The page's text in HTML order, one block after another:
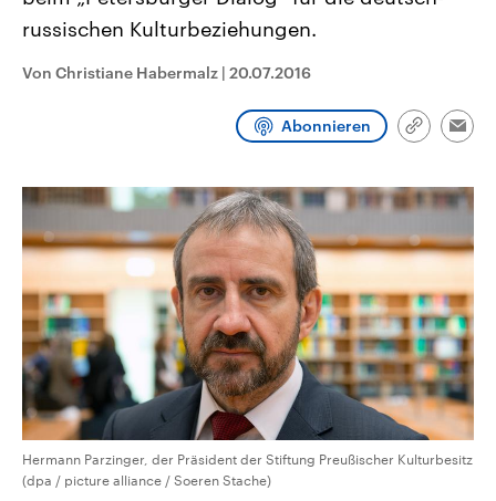
Umfragen, Prognosen,
und Hintergründe zu den Parteien
und Kandidaten der anstehenden
Sendungen Programm Podcasts
russischen Kulturbeziehungen.
Von Christiane Habermalz | 20.07.2016
Abonnieren
Link
Hermann Parzinger, der Präsident der Stiftung Preußischer Kulturbesitz
(dpa / picture alliance / Soeren Stache)